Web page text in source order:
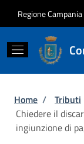
Regione Campania
Briciole
Home / Tributi
Chiedere il
ingiunzione di